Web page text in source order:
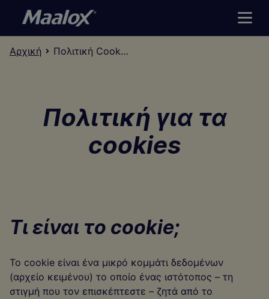
Αρχική
Αρχική Πολιτική Cookies
Πολιτική για τα
cookies
Τι είναι το cookie;
Το cookie είναι ένα μικρό κομμάτι δεδομένων
(αρχείο κειμένου) το οποίο ένας ιστότοπος – τη
στιγμή που τον επισκέπτεστε – ζητά από το